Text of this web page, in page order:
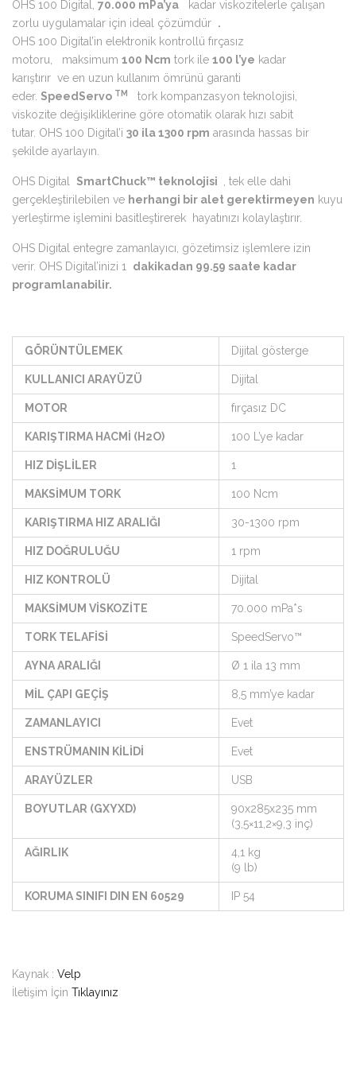
OHS 100 Digital, 70.000 mPa’ya kadar viskozitelerle çalışan
zorlu uygulamalar için ideal çözümdür .
OHS 100 Digital’in elektronik kontrollü fırçasız
motoru, maksimum 100 Ncm tork ile 100 l’ye kadar
karıştırır ve en uzun kullanım ömrünü garanti
eder. SpeedServo TM
tork kompanzasyon teknolojisi,
viskozite değişikliklerine göre otomatik olarak hızı sabit
tutar. OHS 100 Digital’i 30 ila 1300 rpm arasında hassas bir
şekilde ayarlayın.
OHS Digital SmartChuck™ teknolojisi
, tek elle dahi
gerçekleştirilebilen ve herhangi bir alet gerektirmeyen kuyu
yerleştirme işlemini basitleştirerek hayatınızı kolaylaştırır.
OHS Digital entegre zamanlayıcı, gözetimsiz işlemlere izin
verir. OHS Digital’inizi 1 dakikadan 99.59 saate kadar
programlanabilir.
GÖRÜNTÜLEMEK Dijital gösterge
KULLANICI ARAYÜZÜ Dijital
MOTOR fırçasız DC
KARIŞTIRMA HACMİ (H2O) 100 L’ye kadar
HIZ DİŞLİLER 1
MAKSİMUM TORK 100 Ncm
KARIŞTIRMA HIZ ARALIĞI 30-1300 rpm
HIZ DOĞRULUĞU 1 rpm
HIZ KONTROLÜ Dijital
MAKSİMUM VİSKOZİTE 70.000 mPa*s
TORK TELAFİSİ SpeedServo™
AYNA ARALIĞI Ø 1 ila 13 mm
MİL ÇAPI GEÇİŞ 8,5 mm’ye kadar
ZAMANLAYICI Evet
ENSTRÜMANIN KİLİDİ Evet
ARAYÜZLER USB
BOYUTLAR (GXYXD)
90x285x235 mm
(3,5×11,2×9,3 inç)
AĞIRLIK
4,1 kg
(9 lb)
KORUMA SINIFI DIN EN 60529 IP 54
Kaynak : Velp
İletişim İçin Tıklayınız